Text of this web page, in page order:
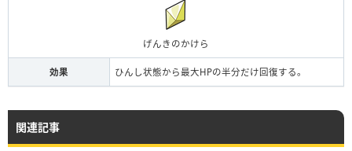
げんきのかけら
効果 ひんし状態から最大HPの半分だけ回復する。
関連記事